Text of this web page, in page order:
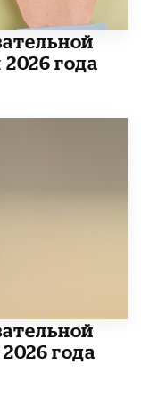
года
года